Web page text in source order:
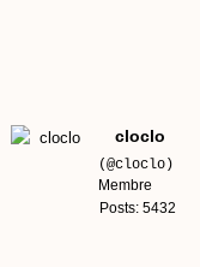
cloclo
(@cloclo)
Membre
Posts: 5432